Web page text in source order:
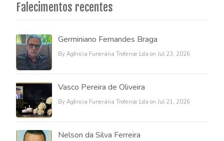
Falecimentos recentes
Germiniano Fernandes Braga
By Agência Funerária Trofense Lda on Jul 23, 2026
Vasco Pereira de Oliveira
By Agência Funerária Trofense Lda on Jul 21, 2026
Nelson da Silva Ferreira